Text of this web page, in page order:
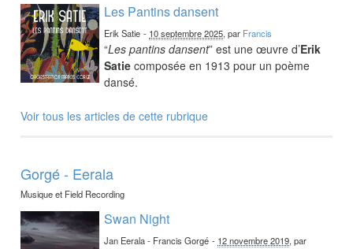
Les Pantins dansent
Erik Satie - 10 septembre 2025, par Francis
“Les pantins dansent” est une œuvre d’Erik
Satie composée en 1913 pour un poème
dansé.
Voir tous les articles de cette rubrique
Gorgé - Eerala
Musique et Field Recording
Swan Night
Jan Eerala - Francis Gorgé - 12 novembre 2019, par